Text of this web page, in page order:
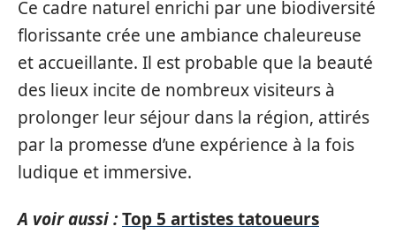
Ce cadre naturel enrichi par une biodiversité
florissante crée une ambiance chaleureuse
et accueillante. Il est probable que la beauté
des lieux incite de nombreux visiteurs à
prolonger leur séjour dans la région, attirés
par la promesse d’une expérience à la fois
ludique et immersive.
A voir aussi :Top 5 artistes tatoueurs